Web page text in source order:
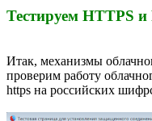
Тестируем HTTPS и
Итак, механизмы
проверим работу
https на российских